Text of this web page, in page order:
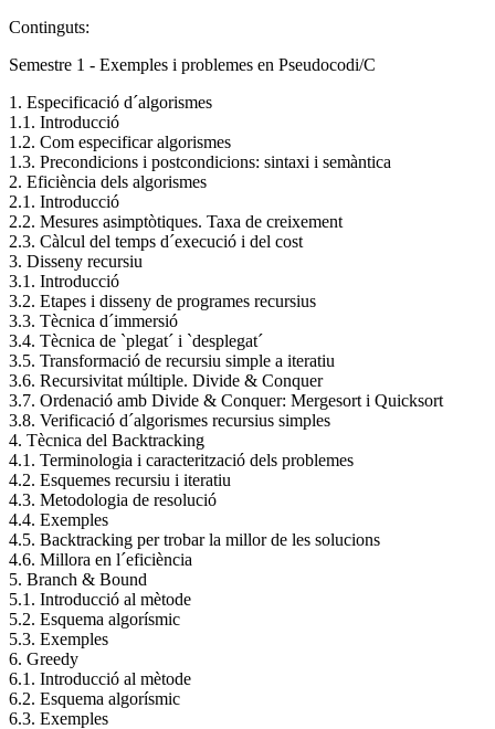
Continguts:
Semestre 1 - Exemples i problemes en Pseudocodi/C
1. Especificació d´algorismes
1.1. Introducció
1.2. Com especificar algorismes
1.3. Precondicions i postcondicions: sintaxi i semàntica
2. Eficiència dels algorismes
2.1. Introducció
2.2. Mesures asimptòtiques. Taxa de creixement
2.3. Càlcul del temps d´execució i del cost
3. Disseny recursiu
3.1. Introducció
3.2. Etapes i disseny de programes recursius
3.3. Tècnica d´immersió
3.4. Tècnica de `plegat´ i `desplegat´
3.5. Transformació de recursiu simple a iteratiu
3.6. Recursivitat múltiple. Divide & Conquer
3.7. Ordenació amb Divide & Conquer: Mergesort i Quicksort
3.8. Verificació d´algorismes recursius simples
4. Tècnica del Backtracking
4.1. Terminologia i caracterització dels problemes
4.2. Esquemes recursiu i iteratiu
4.3. Metodologia de resolució
4.4. Exemples
4.5. Backtracking per trobar la millor de les solucions
4.6. Millora en l´eficiència
5. Branch & Bound
5.1. Introducció al mètode
5.2. Esquema algorísmic
5.3. Exemples
6. Greedy
6.1. Introducció al mètode
6.2. Esquema algorísmic
6.3. Exemples